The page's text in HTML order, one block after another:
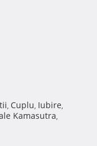
, Cuplu, Iubire,
Kamasutra,